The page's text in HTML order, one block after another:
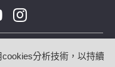
HealingDaily分析技術，以持續